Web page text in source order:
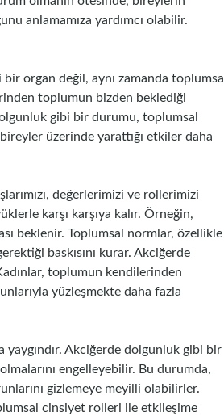
anlamamıza yardımcı olabilir.
organ değil, aynı zamanda toplumsal
toplumun bizden beklediği
gibi bir durumu, toplumsal
üzerinde yarattığı etkiler daha
değerlerimizi ve rollerimizi
karşı karşıya kalır. Örneğin,
beklenir. Toplumsal normlar, özellikle
baskısını kurar. Akciğerde
toplumun kendilerinden
yüzleşmekte daha fazla
yaygındır. Akciğerde dolgunluk gibi bir
engelleyebilir. Bu durumda,
gizlemeye meyilli olabilirler.
cinsiyet rolleri ile etkileşime